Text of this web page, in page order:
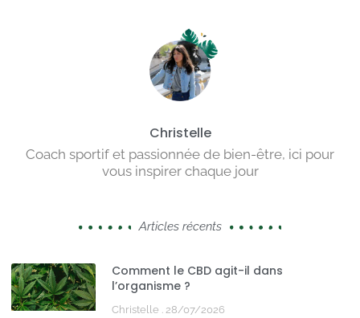
Christelle
Coach sportif et passionnée de bien-être, ici pour
vous inspirer chaque jour
Articles récents
Comment le CBD agit-il dans
l’organisme ?
Christelle 28/07/2026